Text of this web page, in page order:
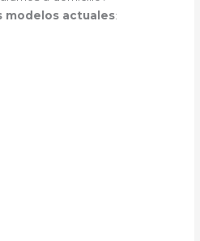
modelos actuales: